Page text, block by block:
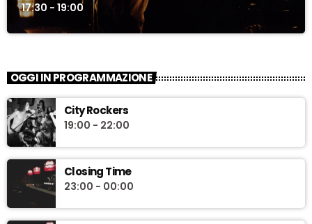
17:30 - 19:00
OGGI IN PROGRAMMAZIONE
City Rockers
19:00 - 22:00
Closing Time
23:00 - 00:00